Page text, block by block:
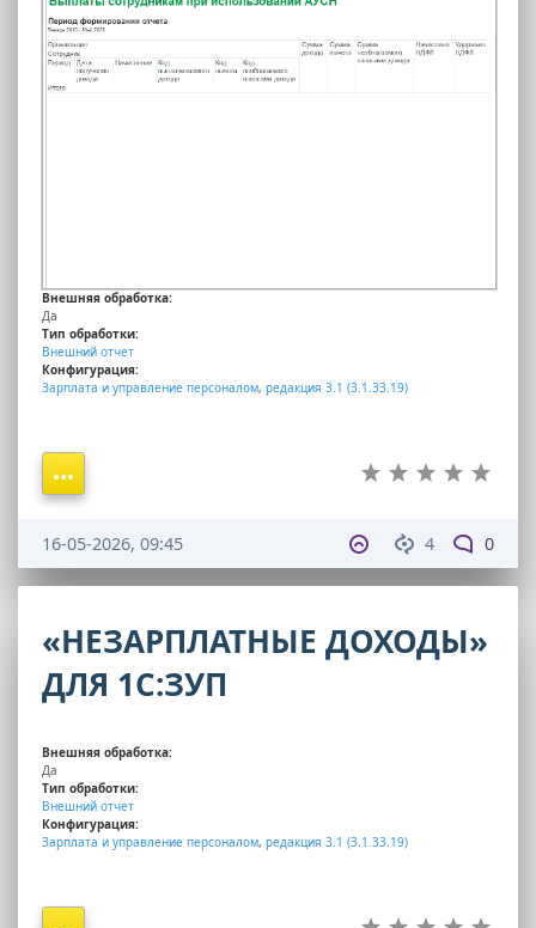
Внешняя обработка:
Да
Тип обработки:
Внешний отчет
Конфигурация:
Зарплата и управление персоналом, редакция 3.1 (3.1.33.19)
4 0
16-05-2026, 09:45
«НЕЗАРПЛАТНЫЕ ДОХОДЫ»
ДЛЯ 1С:ЗУП
Внешняя обработка:
Да
Тип обработки:
Внешний отчет
Конфигурация:
Зарплата и управление персоналом, редакция 3.1 (3.1.33.19)